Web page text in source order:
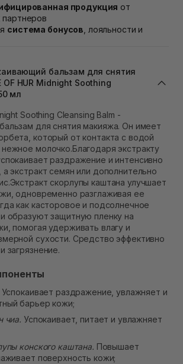
г. Львов, ул. Академика Подстригача,
Львов (Ивана Франко 36)
Львов ул. Степана Бандеры 43
Ровно, ул. Кулика и Гудачека 23 (ТЦ
продукция от
партнеров
система бонусов , лояльности и
бальзам для снятия
OF HUR Midnight Soothing
мл
Soothing Cleansing Balm -
для снятия макияжа. Он имеет
который от контакта с водой
молочко.Благодаря экстракту
раздражение и интенсивно
экстракт семян или дополнительно
скорлупы каштана улучшает
одновременно разглаживая ее
как касторовое и подсолнечное
образуют защитную пленку на
помогая удерживать влагу и
сухости. Средство эффективно
загрязнение.
Успокаивает раздражение, увлажняет и
барьер кожи;
чиа. Успокаивает, питает и увлажняет
конского каштана. Повышает
поверхность кожи;